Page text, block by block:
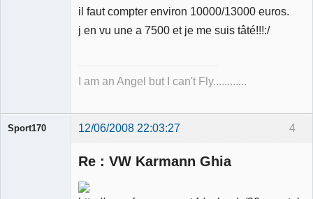
il faut compter environ 10000/13000 euros.
j en vu une a 7500 et je me suis tâté!!!:/
I am an Angel but I can't Fly............
4
Sport170 12/06/2008 22:03:27
Re : VW Karmann Ghia